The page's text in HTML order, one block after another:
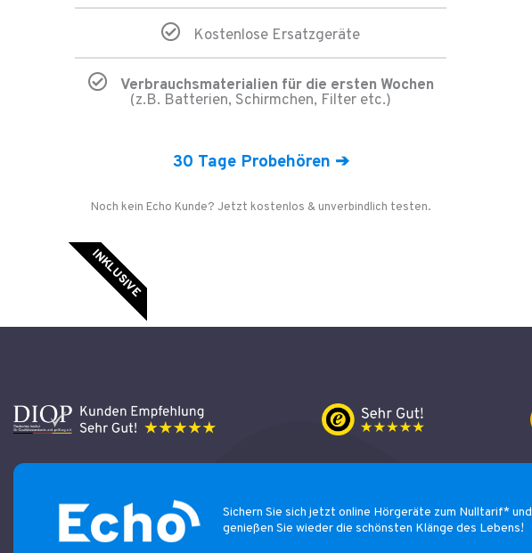
Kostenlose Ersatzgeräte
Verbrauchsmaterialien für die ersten Wochen
(z.B. Batterien, Schirmchen, Filter etc.)
30 Tage Probehören ➔
Noch kein Echo Kunde? Jetzt kostenlos & unverbindlich testen.
INKLUSIVE
Sichern Sie sich jetzt online Hörgeräte zum Nulltarif* und
genießen Sie wieder die schönsten Klänge des Lebens!